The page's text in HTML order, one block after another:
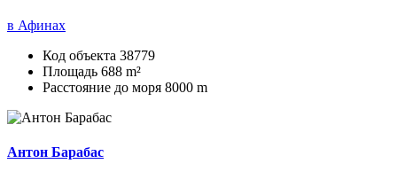
в Афинах
Код объекта 38779
Площадь 688 m²
Расстояние до моря 8000 m
Антон Барабас